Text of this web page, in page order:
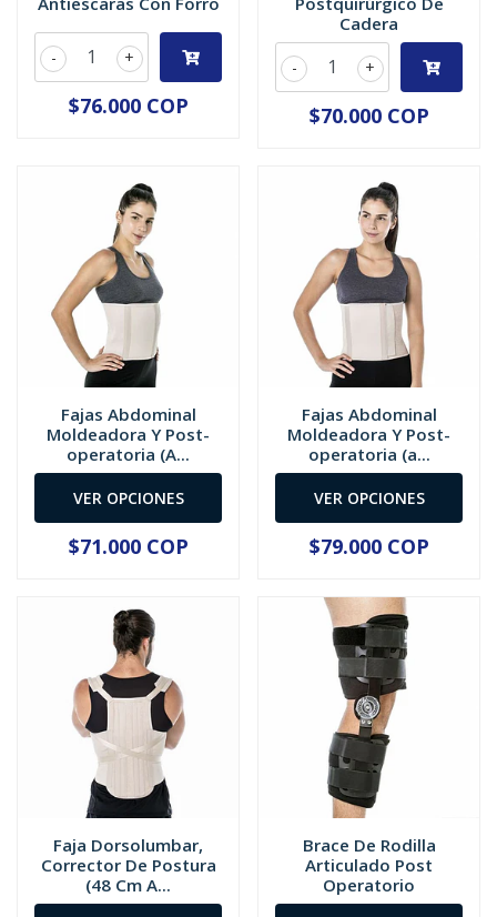
+
-
$76.000 COP
Cadera
+
-
$70.000 COP
Fajas Abdominal
Moldeadora Y Post-
operatoria (A...
VER OPCIONES
$71.000 COP
Fajas Abdominal
Moldeadora Y Post-
operatoria (a...
VER OPCIONES
$79.000 COP
Faja Dorsolumbar,
Corrector De Postura
(48 Cm A...
Brace De Rodilla
Articulado Post
Operatorio